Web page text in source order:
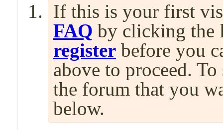
If this is your first
FAQ by clicking the
register before you
above to proceed.
the forum that you
below.